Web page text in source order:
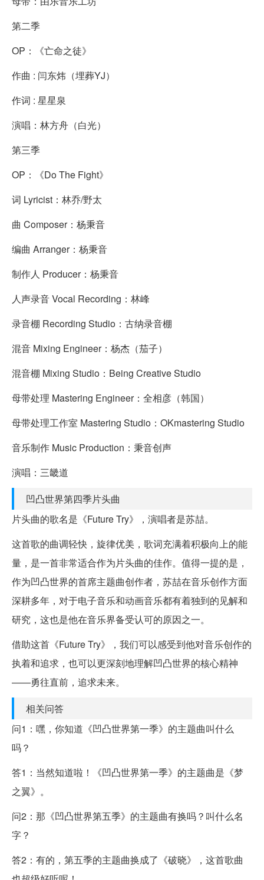
第二季
OP：《亡命之徒》
作曲 : 闫东炜（埋葬YJ）
作词 : 星星泉
演唱：林方舟（白光）
第三季
OP：《Do The Fight》
词 Lyricist：林乔/野太
曲 Composer：杨秉音
编曲 Arranger：杨秉音
制作人 Producer：杨秉音
人声录音 Vocal Recording：林峰
录音棚 Recording Studio：古纳录音棚
混音 Mixing Engineer：杨杰（茄子）
混音棚 Mixing Studio：Being Creative Studio
母带处理 Mastering Engineer：全相彦（韩国）
母带处理工作室 Mastering Studio：OKmastering Studio
音乐制作 Music Production：秉音创声
演唱：三畿道
凹凸世界第四季片头曲
片头曲的歌名是《Future Try》，演唱者是苏喆。
这首歌的曲调轻快，旋律优美，歌词充满着积极向上的能
量，是一首非常适合作为片头曲的佳作。值得一提的是，
作为凹凸世界的首席主题曲创作者，苏喆在音乐创作方面
深耕多年，对于电子音乐和动画音乐都有着独到的见解和
研究，这也是他在音乐界备受认可的原因之一。
借助这首《Future Try》，我们可以感受到他对音乐创作的
执着和追求，也可以更深刻地理解凹凸世界的核心精神
——勇往直前，追求未来。
相关问答
问1：嘿，你知道《凹凸世界第一季》的主题曲叫什么
吗？
答1：当然知道啦！《凹凸世界第一季》的主题曲是《梦
之翼》。
问2：那《凹凸世界第五季》的主题曲有换吗？叫什么名
字？
答2：有的，第五季的主题曲换成了《破晓》，这首歌曲